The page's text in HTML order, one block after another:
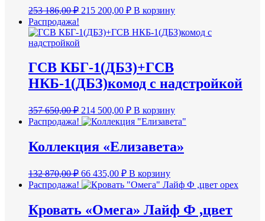
253 186,00₽ Первоначальная
составляла
253
215 200,00 ₽Текущая
цена:
215
В корзину
Распродажа!
ГСВ КБГ-1(ДБЗ)+ГСВ
НКБ-1(ДБЗ)комод с надстройкой
357 650,00₽ Первоначальная
цена
составляла
650,00 ₽.
214 500,00 ₽Текущая
цена:
214
В корзину
Распродажа!
Коллекция «Елизавета»
132 870,00₽ Первоначальная
цена
составляла
870,00 ₽.
66 435,00 ₽Текущая
цена:
66
435,00 ₽.
В корзину
Распродажа!
Кровать «Омега» Лайф Ф ,цвет